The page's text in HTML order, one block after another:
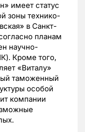
имеет статус
зоны технико-
в Санкт-
планам
научно-
Кроме того,
«Виталу»
таможенный
особой
компании